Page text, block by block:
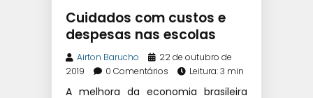
GESTÃO FINANCEIRA ESCOLAR
Cuidados com custos e
despesas nas escolas
Airton Barucho
22 de outubro de
2019
0 Comentários Leitura: 3 min
A melhora da economia brasileira